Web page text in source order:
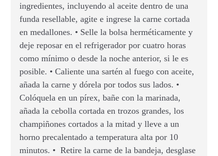
ingredientes, incluyendo al aceite dentro de una
funda resellable, agite e ingrese la carne cortada
en medallones. • Selle la bolsa herméticamente y
deje reposar en el refrigerador por cuatro horas
como mínimo o desde la noche anterior, si le es
posible. • Caliente una sartén al fuego con aceite,
añada la carne y dórela por todos sus lados. •
Colóquela en un pírex, bañe con la marinada,
añada la cebolla cortada en trozos grandes, los
champiñones cortados a la mitad y lleve a un
horno precalentado a temperatura alta por 10
minutos. • Retire la carne de la bandeja, desglase